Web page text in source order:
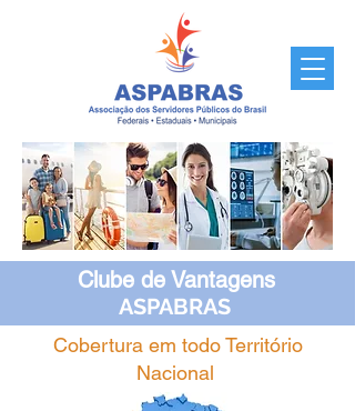
Clube de Vantagens
ASPABRAS
Cobertura em todo Território
Nacional